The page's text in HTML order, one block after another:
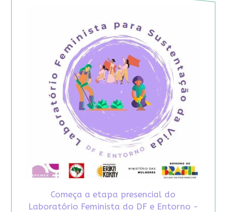
Começa a etapa presencial do
Laboratório Feminista do DF e Entorno -